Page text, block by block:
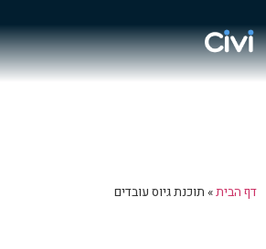
דף הבית» תוכנת גיוס עובדים